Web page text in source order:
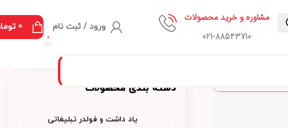
مشاوره و خرید محصولات
021-88543710
ورود / ثبت نام
0
0
دسته بندی محصولات
یاد داشت و فولدر تبلیغاتی